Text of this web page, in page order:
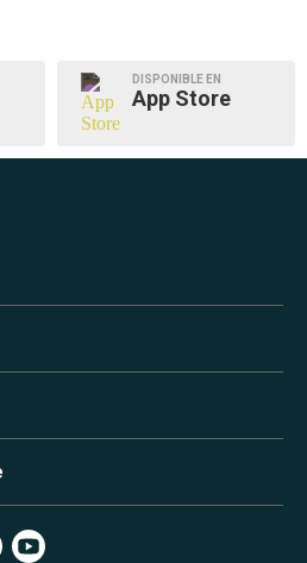
DISPONIBLE EN
App Store